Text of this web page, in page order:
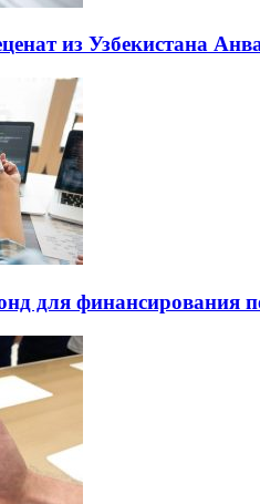
из Узбекистана
для финансирования